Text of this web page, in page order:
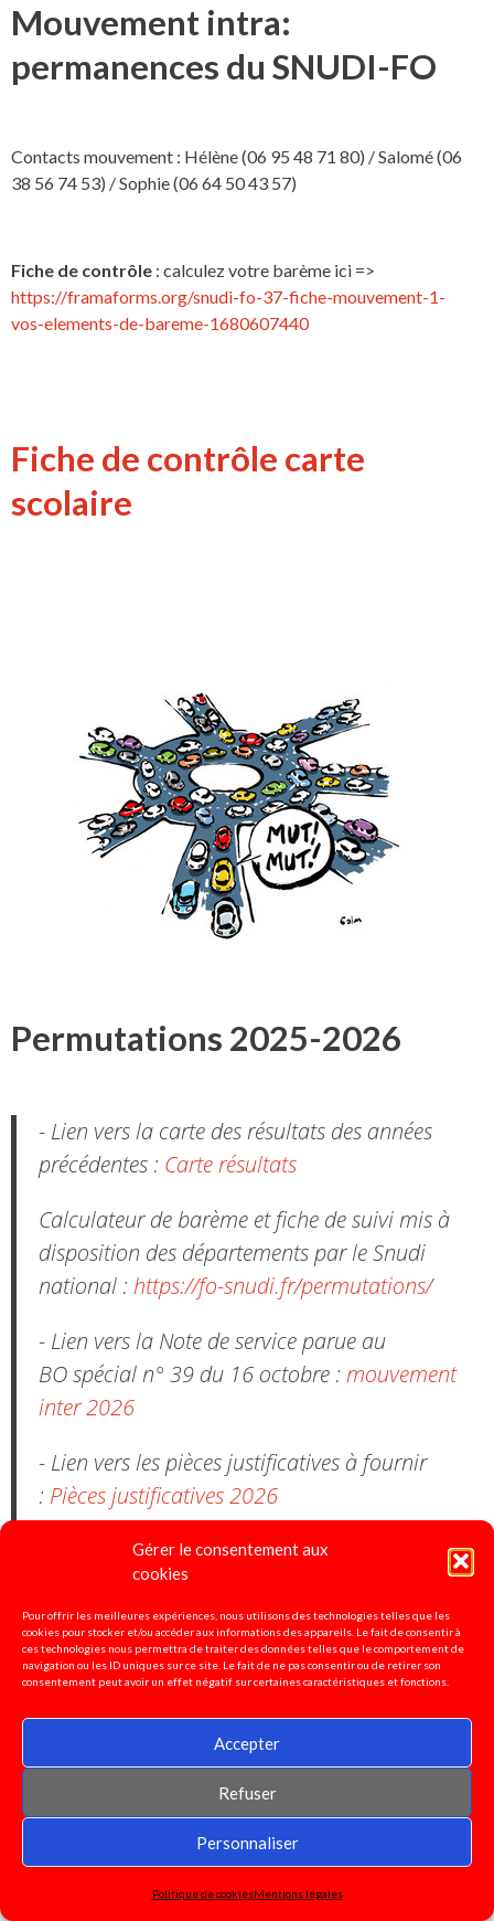
Gérer le consentement aux
cookies
Pour offrir les meilleures expériences, nous utilisons des technologies telles que les
cookies pour stocker et/ou accéder aux informations des appareils. Le fait de consentir à
ces technologies nous permettra de traiter des données telles que le comportement de
navigation ou les ID uniques sur ce site. Le fait de ne pas consentir ou de retirer son
consentement peut avoir un effet négatif sur certaines caractéristiques et fonctions.
Accepter
Refuser
Personnaliser
Politique de cookiesMentions légales
Mouvement intra:
permanences du SNUDI-FO
Contacts mouvement : Hélène (06 95 48 71 80) / Salomé (06
38 56 74 53) / Sophie (06 64 50 43 57)
Fiche de contrôle : calculez votre barème ici =>
https://framaforms.org/snudi-fo-37-fiche-mouvement-1-
vos-elements-de-bareme-1680607440
Fiche de contrôle carte
scolaire
Permutations 2025-2026
- Lien vers la carte des résultats des années
précédentes : Carte résultats
Calculateur de barème et fiche de suivi mis à
disposition des départements par le Snudi
national : https://fo-snudi.fr/permutations/
- Lien vers la Note de service parue au
BO spécial n° 39 du 16 octobre : mouvement
inter 2026
- Lien vers les pièces justificatives à fournir
: Pièces justificatives 2026
comparatif des résultats permutation 2024-
tableau comparaison résultats
mouvement inter 2024.2025
- Lien vers les lignes directrices de gestion du
-Lien vers les lignes directrices de gestion PPCR
LDG PPCR
Pétition pour la défense de